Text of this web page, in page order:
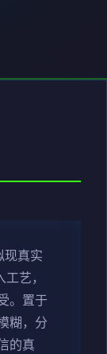
现真实
艺，
。置于
糊，分
的真